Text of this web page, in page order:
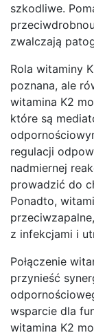
szkodliwe.
zwalczają
Rola witaminy
poznana, ale
witamina K2
które są
regulacji
nadmiernej
prowadzić do
Ponadto,
z infekcjami i
Połączenie
przynieść
wsparcie dla
witamina K2